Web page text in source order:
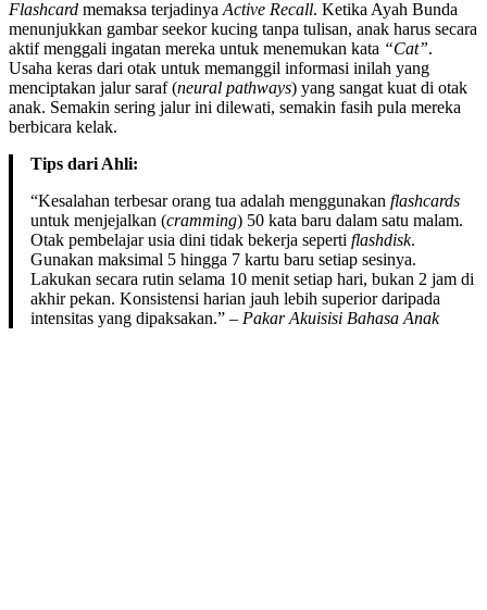
Flashcard memaksa terjadinya Active Recall. Ketika Ayah Bunda
menunjukkan gambar seekor kucing tanpa tulisan, anak harus secara
aktif menggali ingatan mereka untuk menemukan kata “Cat”.
Usaha keras dari otak untuk memanggil informasi inilah yang
menciptakan jalur saraf (neural pathways) yang sangat kuat di otak
anak. Semakin sering jalur ini dilewati, semakin fasih pula mereka
berbicara kelak.
Tips dari Ahli:
“Kesalahan terbesar orang tua adalah menggunakan flashcards
untuk menjejalkan (cramming) 50 kata baru dalam satu malam.
Otak pembelajar usia dini tidak bekerja seperti flashdisk.
Gunakan maksimal 5 hingga 7 kartu baru setiap sesinya.
Lakukan secara rutin selama 10 menit setiap hari, bukan 2 jam di
akhir pekan. Konsistensi harian jauh lebih superior daripada
intensitas yang dipaksakan.” – Pakar Akuisisi Bahasa Anak